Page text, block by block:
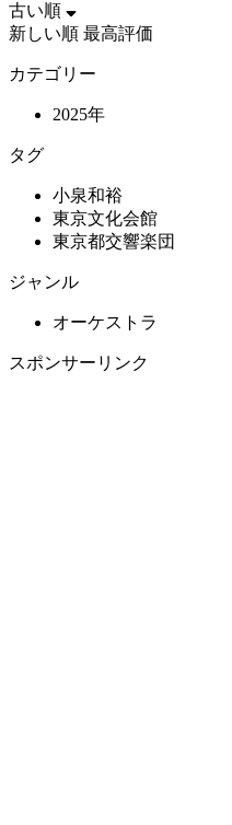
古い順
新しい順 最高評価
カテゴリー
2025年
タグ
小泉和裕
東京文化会館
東京都交響楽団
ジャンル
オーケストラ
スポンサーリンク